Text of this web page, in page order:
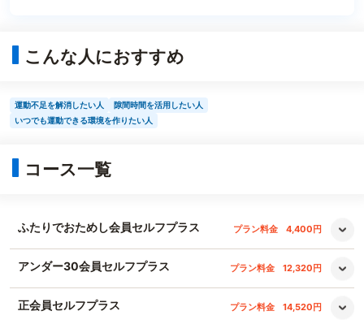
こんな人におすすめ
運動不足を解消したい人
隙間時間を活用したい人
いつでも運動できる環境を作りたい人
コース一覧
ふたりでおためし会員セルフプラス プラン料金 4,400円
アンダー30会員セルフプラス プラン料金 12,320円
正会員セルフプラス プラン料金 14,520円